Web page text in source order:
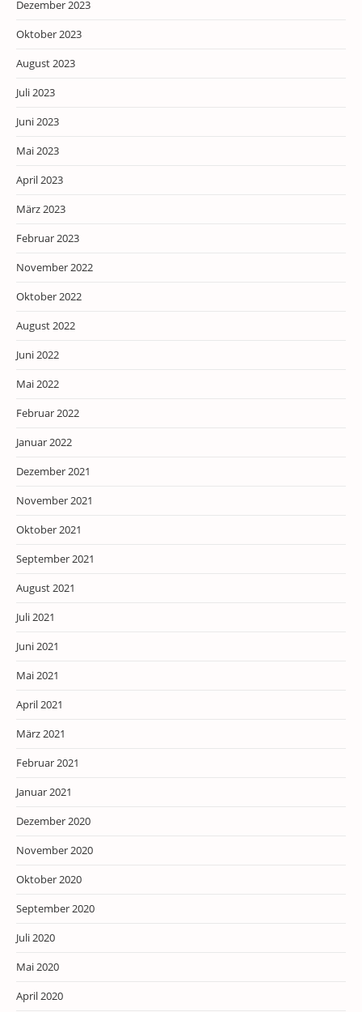
Dezember 2023
Oktober 2023
August 2023
Juli 2023
Juni 2023
Mai 2023
April 2023
März 2023
Februar 2023
November 2022
Oktober 2022
August 2022
Juni 2022
Mai 2022
Februar 2022
Januar 2022
Dezember 2021
November 2021
Oktober 2021
September 2021
August 2021
Juli 2021
Juni 2021
Mai 2021
April 2021
März 2021
Februar 2021
Januar 2021
Dezember 2020
November 2020
Oktober 2020
September 2020
Juli 2020
Mai 2020
April 2020